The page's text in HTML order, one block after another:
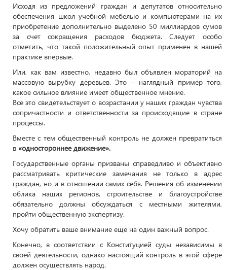
Исходя из предложений граждан и депутатов относительно
обеспечения школ учебной мебелью и компьютерами на их
приобретение дополнительно выделено 50 миллиардов сумов
за счет сокращения расходов бюджета. Следует особо
отметить, что такой положительный опыт применен в нашей
практике впервые.
Или, как вам известно, недавно был объявлен мораторий на
массовую вырубку деревьев. Это – наглядный пример того,
какое сильное влияние имеет общественное мнение.
Все это свидетельствует о возрастании у наших граждан чувства
сопричастности и ответственности за происходящие в стране
процессы.
Вместе с тем общественный контроль не должен превратиться
в «одностороннее движение».
Государственные органы призваны справедливо и объективно
рассматривать критические замечания не только в адрес
граждан, но и в отношении самих себя. Решения об изменении
облика наших регионов, строительстве и благоустройстве
обязательно должны обсуждаться с местными жителями,
пройти общественную экспертизу.
Хочу обратить ваше внимание еще на один важный вопрос.
Конечно, в соответствии с Конституцией суды независимы в
своей деятельности, однако настоящий контроль в этой сфере
должен осуществлять народ.